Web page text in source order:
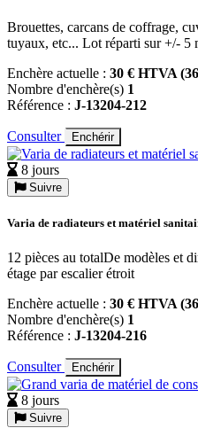
Brouettes, carcans de coffrage,
tuyaux, etc... Lot réparti sur +/- 5
Enchère actuelle : 30 € HTVA
Nombre d'enchère(s) 1
Référence : J-13204-212
Consulter Enchérir
8 jours
Suivre
Varia de radiateurs et matériel
12 pièces au totalDe modèles et
étage par escalier étroit
Enchère actuelle : 30 € HTVA
Nombre d'enchère(s) 1
Référence : J-13204-216
Consulter Enchérir
8 jours
Suivre